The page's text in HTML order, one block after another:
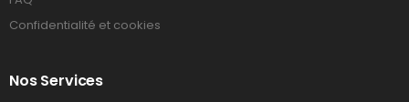
Confidentialité et cookies
Nos Services